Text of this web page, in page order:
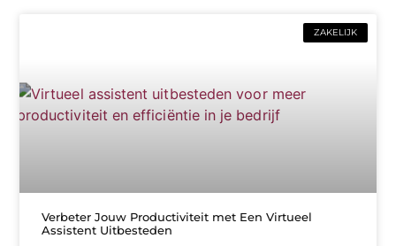
ZAKELIJK
Verbeter Jouw Productiviteit met Een Virtueel
Assistent Uitbesteden